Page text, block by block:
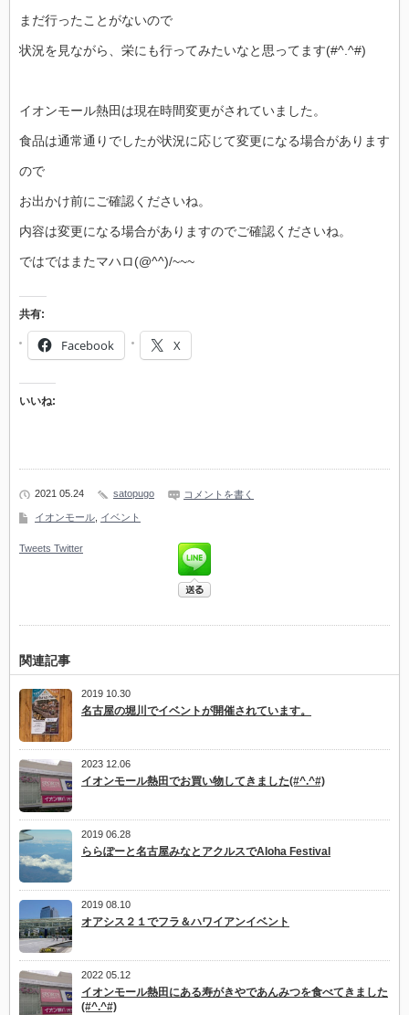
まだ行ったことがないので
状況を見ながら、栄にも行ってみたいなと思ってます(#^.^#)
イオンモール熱田は現在時間変更がされていました。
食品は通常通りでしたが状況に応じて変更になる場合があります
ので
お出かけ前にご確認くださいね。
内容は変更になる場合がありますのでご確認くださいね。
ではではまたマハロ(@^^)/~~~
共有:
Facebook X
いいね:
2021 05.24 satopugo コメントを書く
イオンモール イベント
Tweets Twitter
関連記事
2019 10.30
名古屋の堀川でイベントが開催されています。
2023 12.06
イオンモール熱田でお買い物してきました(#^.^#)
2019 06.28
ららぽーと名古屋みなとアクルスでAloha Festival
2019 08.10
オアシス２１でフラ＆ハワイアンイベント
2022 05.12
イオンモール熱田にある寿がきやであんみつを食べてきました
(#^.^#)